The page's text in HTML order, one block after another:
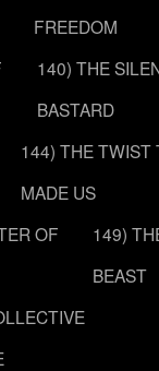
FREEDOM
140) THE
BASTARD
144) THE TWIST
MADE US
OF
149)
BEAST